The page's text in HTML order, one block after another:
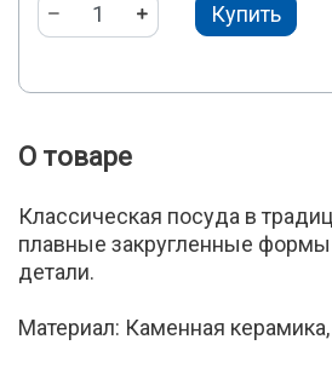
Купить
О товаре
Классическая посуда в
плавные закругленные
детали.
Материал: Каменная